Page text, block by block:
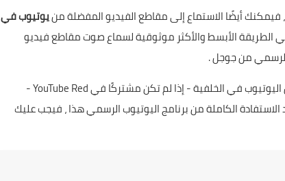
أيضًا الاستماع إلى مقاطع الفيديو المفضلة منيوتيوب في
الطريقة الأبسط والأكثر موثوقية لسماع صوت مقاطع فيديو
الرسمي من جوجل .
إذا كنت ترغب في الاستماع إلى الموسيقى في الخلفية او تشغيل اليوتيوب في الخلفية - إذا لم تكن مشتركًا في YouTube Red -
الكاملة من برنامج اليوتيوب الرسمي هذا ، فيجب عليك